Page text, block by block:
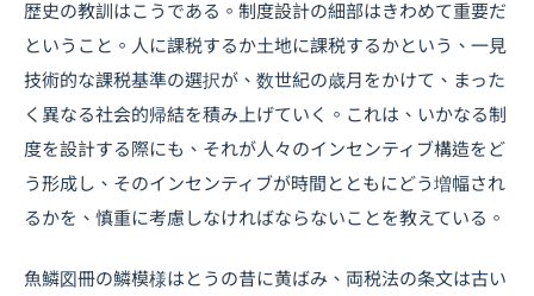
歴史の教訓はこうである。制度設計の細部はきわめて重要だ
ということ。人に課税するか土地に課税するかという、一見
技術的な課税基準の選択が、数世紀の歳月をかけて、まった
く異なる社会的帰結を積み上げていく。これは、いかなる制
度を設計する際にも、それが人々のインセンティブ構造をど
う形成し、そのインセンティブが時間とともにどう増幅され
るかを、慎重に考慮しなければならないことを教えている。
魚鱗図冊の鱗模様はとうの昔に黄ばみ、両税法の条文は古い